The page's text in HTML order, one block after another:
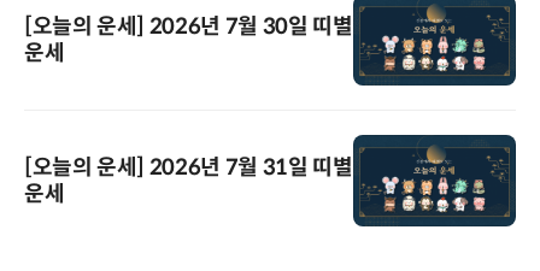
[오늘의 운세] 2026년 7월 30일 띠별
운세
[오늘의 운세] 2026년 7월 31일 띠별
운세